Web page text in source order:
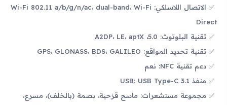
الاتصال اللاسلكي: Wi-Fi 802.11 a/b/g/n/ac، dual-band، Wi-Fi
Direct
تقنية البلوتوث: 5.0، A2DP، LE، aptX
تقنية تحديد المواقع: GPS، GLONASS، BDS، GALILEO
دعم تقنية NFC: نعم
منفذ USB: USB Type-C 3.1
مجموعة مستشعرات: ماسح قزحية، بصمة (بالخلف)، مسرع،